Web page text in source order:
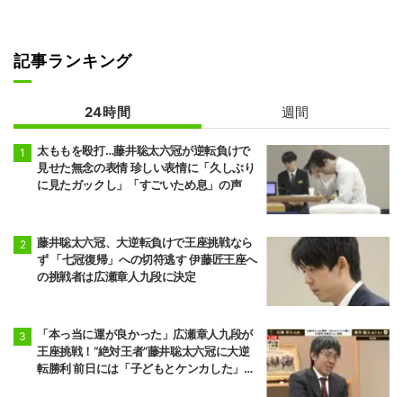
記事ランキング
24時間 週間
太ももを殴打…藤井聡太六冠が逆転負けで
見せた無念の表情 珍しい表情に「久しぶり
に見たガックし」「すごいため息」の声
藤井聡太六冠、大逆転負けで王座挑戦なら
ず 「七冠復帰」への切符逃す 伊藤匠王座へ
の挑戦者は広瀬章人九段に決定
「本っ当に運が良かった」広瀬章人九段が
王座挑戦！“絶対王者”藤井聡太六冠に大逆
転勝利 前日には「子どもとケンカした」パ